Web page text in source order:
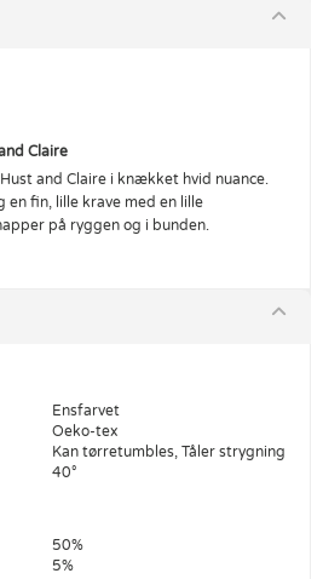
Claire
and Claire i knækket hvid nuance.
en fin, lille krave med en lille
på ryggen og i bunden.
Ensfarvet
Oeko-tex
Kan tørretumbles, Tåler strygning
40°
50%
5%